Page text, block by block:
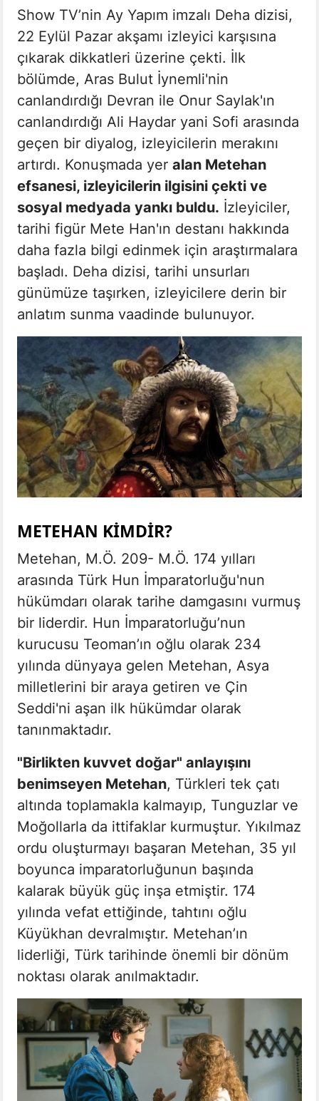
Show TV’nin Ay Yapım imzalı Deha dizisi,
22 Eylül Pazar akşamı izleyici karşısına
çıkarak dikkatleri üzerine çekti. İlk
bölümde, Aras Bulut İynemli'nin
canlandırdığı Devran ile Onur Saylak'ın
canlandırdığı Ali Haydar yani Sofi arasında
geçen bir diyalog, izleyicilerin merakını
artırdı. Konuşmada yer alan Metehan
efsanesi, izleyicilerin ilgisini çekti ve
sosyal medyada yankı buldu. İzleyiciler,
tarihi figür Mete Han'ın destanı hakkında
daha fazla bilgi edinmek için araştırmalara
başladı. Deha dizisi, tarihi unsurları
günümüze taşırken, izleyicilere derin bir
anlatım sunma vaadinde bulunuyor.
METEHAN KIMDIR?
Metehan, M.Ö. 209- M.Ö. 174 yılları
arasında Türk Hun İmparatorluğu'nun
hükümdarı olarak tarihe damgasını vurmuş
bir liderdir. Hun İmparatorluğu’nun
kurucusu Teoman’ın oğlu olarak 234
yılında dünyaya gelen Metehan, Asya
milletlerini bir araya getiren ve Çin
Seddi'ni aşan ilk hükümdar olarak
tanınmaktadır.
"Birlikten kuvvet doğar" anlayışını
benimseyen Metehan, Türkleri tek çatı
altında toplamakla kalmayıp, Tunguzlar ve
Moğollarla da ittifaklar kurmuştur. Yıkılmaz
ordu oluşturmayı başaran Metehan, 35 yıl
boyunca imparatorluğunun başında
kalarak büyük güç inşa etmiştir. 174
yılında vefat ettiğinde, tahtını oğlu
Küyükhan devralmıştır. Metehan’ın
liderliği, Türk tarihinde önemli bir dönüm
noktası olarak anılmaktadır.